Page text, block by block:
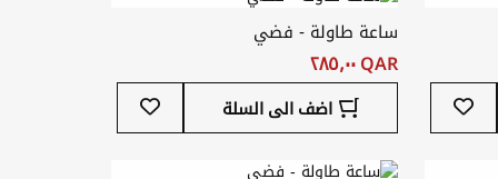
أضف
إلى
قائمة
ساعة طاولة - فضي
QAR ‏٢٨٥٫٠٠
اضف الى السلة أضف
إلى
قائمة